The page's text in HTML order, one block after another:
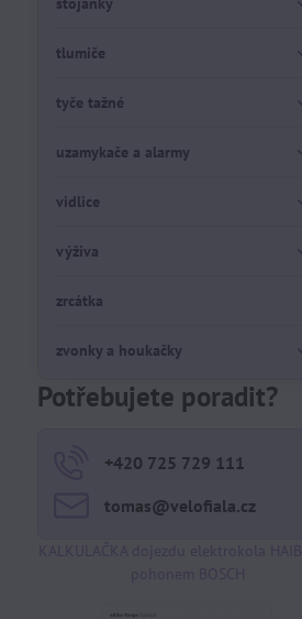
tlumiče
tyče tažné
uzamykače a alarmy
vidlice
výživa
zrcátka
zvonky a houkačky
Potřebujete poradit?
+420 725 729 111
tomas​@velofiala​.cz